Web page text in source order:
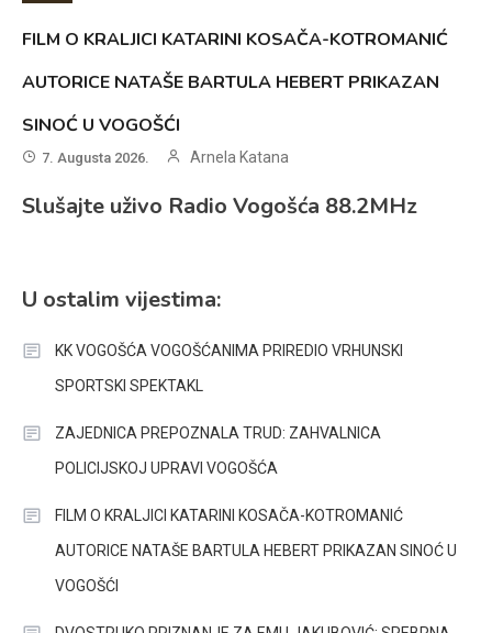
FILM O KRALJICI KATARINI KOSAČA-KOTROMANIĆ
AUTORICE NATAŠE BARTULA HEBERT PRIKAZAN
SINOĆ U VOGOŠĆI
7. Augusta 2026. Arnela Katana
Slušajte uživo Radio Vogošća 88.2MHz
U ostalim vijestima:
KK VOGOŠĆA VOGOŠĆANIMA PRIREDIO VRHUNSKI
SPORTSKI SPEKTAKL
ZAJEDNICA PREPOZNALA TRUD: ZAHVALNICA
POLICIJSKOJ UPRAVI VOGOŠĆA
FILM O KRALJICI KATARINI KOSAČA-KOTROMANIĆ
AUTORICE NATAŠE BARTULA HEBERT PRIKAZAN SINOĆ U
VOGOŠĆI